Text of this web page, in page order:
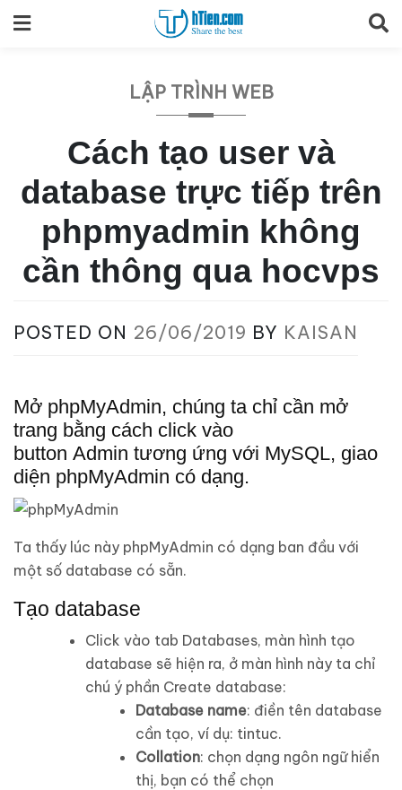
to
LẬP TRÌNH WEB
Cách tạo user và
database trực tiếp trên
phpmyadmin không
cần thông qua hocvps
POSTED ON 26/06/2019 BY KAISAN
Mở phpMyAdmin, chúng ta chỉ cần mở
trang bằng cách click vào
button Admin tương ứng với MySQL, giao
diện phpMyAdmin có dạng.
Ta thấy lúc này phpMyAdmin có dạng ban đầu với
một số database có sẵn.
Tạo database
Click vào tab Databases, màn hình tạo
database sẽ hiện ra, ở màn hình này ta chỉ
chú ý phần Create database:
Database name: điền tên database
cần tạo, ví dụ: tintuc.
Collation: chọn dạng ngôn ngữ hiển
thị, bạn có thể chọn